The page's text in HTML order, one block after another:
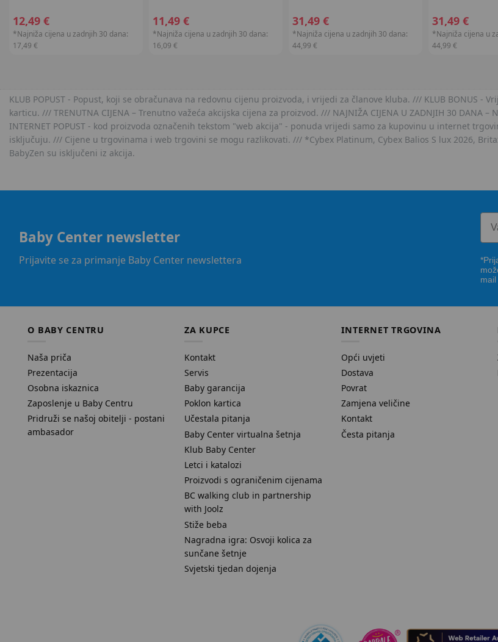
12,49 €
*Najniža cijena u zadnjih 30 dana:
17,49 €
11,49 €
*Najniža cijena u zadnjih 30 dana:
16,09 €
31,49 €
*Najniža cijena u zadnjih 30 dana:
44,99 €
31,49 €
*Najniža cijena u
44,99 €
KLUB POPUST - Popust, koji se obračunava na redovnu cijenu proizvoda, i vrijedi za članove kluba. /// KLUB BONUS
karticu. /// TRENUTNA CIJENA – Trenutno važeća akcijska cijena za proizvod. /// NAJNIŽA CIJENA U ZADNJIH 30
INTERNET POPUST - kod proizvoda označenih tekstom "web akcija" - ponuda vrijedi samo za kupovinu u internet
isključuju. /// Cijene u trgovinama i web trgovini se mogu razlikovati. /// *Cybex Platinum, Cybex Balios S lux 2026,
BabyZen su isključeni iz akcija.
Baby Center newsletter
Prijavite se za primanje Baby Center newslettera
O BABY CENTRU
Naša priča
Prezentacija
Osobna iskaznica
Zaposlenje u Baby Centru
Pridruži se našoj obitelji - postani
ambasador
ZA KUPCE
Kontakt
Servis
Baby garancija
Poklon kartica
Učestala pitanja
Baby Center virtualna šetnja
Klub Baby Center
Letci i katalozi
Proizvodi s ograničenim cijenama
BC walking club in partnership
with Joolz
Stiže beba
Nagradna igra: Osvoji kolica za
sunčane šetnje
Svjetski tjedan dojenja
INTERNET TRGOVINA
Opći uvjeti
Dostava
Povrat
Zamjena veličine
Kontakt
Česta pitanja